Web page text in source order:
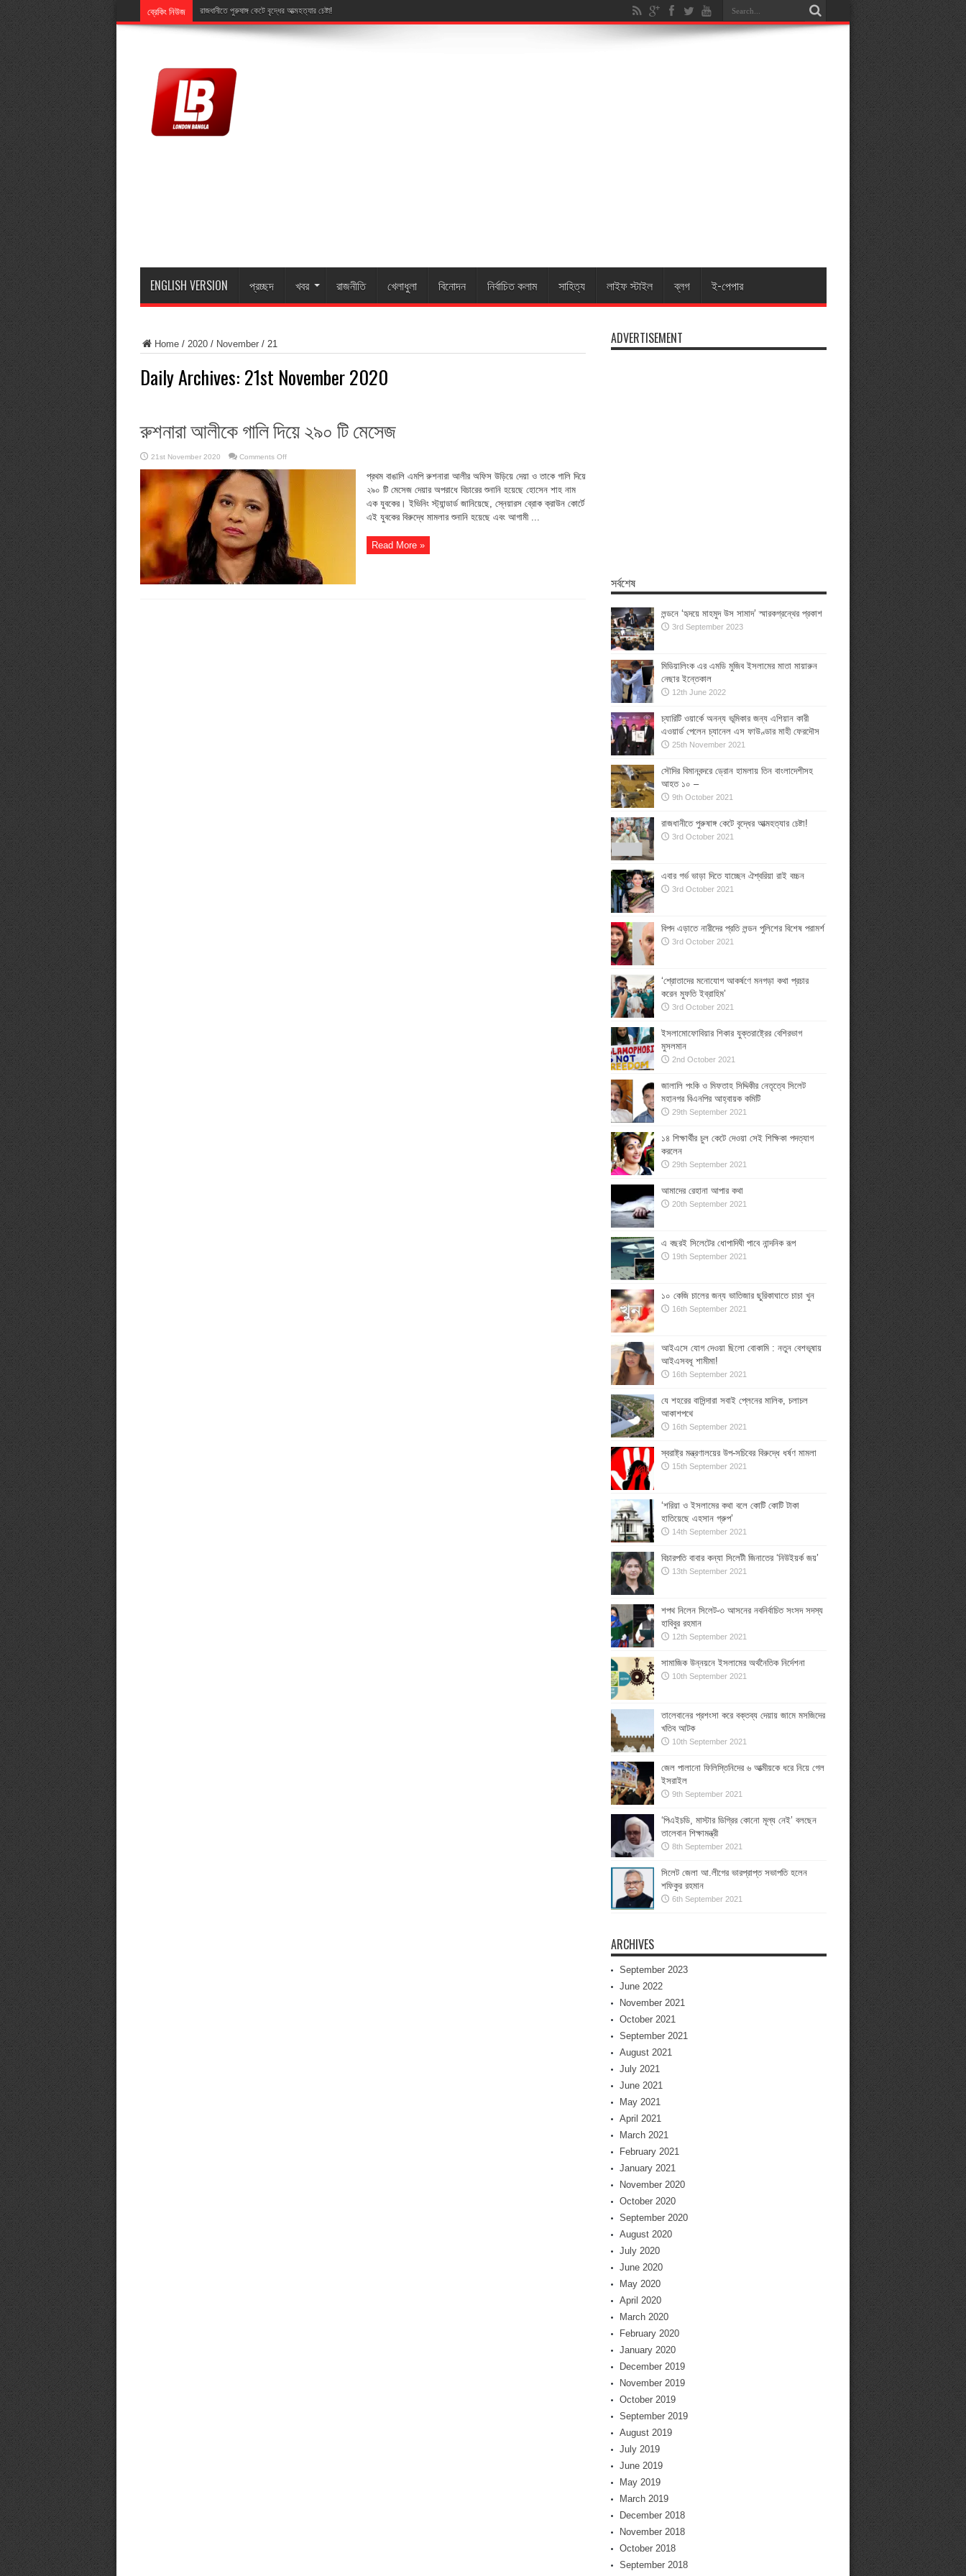
ব্রেকিং নিউজ রাজধানীতে পুরুষাঙ্গ কেটে বৃদ্ধের আত্মহত্যার চেষ্টা!
ENGLISH VERSION প্রচ্ছদ খবর রাজনীতি খেলাধুলা বিনোদন নির্বাচিত কলাম সাহিত্য লাইফ স্টাইল ব্লগ ই-পেপার
Home/ 2020/ November/ 21
Daily Archives: 21st November 2020
রুশনারা আলীকে গালি দিয়ে ২৯০ টি মেসেজ
21st November 2020 Comments Offon
প্রথম বাঙালি এমপি রুশনারা আলীর অফিস উড়িয়ে দেয়া ও তাকে গালি দিয়ে
২৯০ টি মেসেজ দেয়ার অপরাধে বিচারের শুনানি হয়েছে হোসেন শাহ নাম
এক যুবকের। ইভিনিং স্ট্যান্ডার্ড জানিয়েছে, স্নেয়ারস ব্রোক ক্রাউন কোর্টে
এই যুবকের বিরুদ্ধে মামলার শুনানি হয়েছে এবং আগামী ...
Read More »
ADVERTISEMENT
সর্বশেষ
লন্ডনে ‘হৃদয়ে মাহমুদ উস সামাদ’ স্মারকগ্রন্থের প্রকাশ
3rd September 2023
মিডিয়ালিংক এর এমডি মুজিব ইসলামের মাতা মায়ারুন
নেছার ইন্তেকাল
12th June 2022
চ্যারিটি ওয়ার্কে অনন্য ভূমিকার জন্য এশিয়ান কারী
এওয়ার্ড পেলেন চ্যানেল এস ফাউণ্ডার মাহী ফেরদৌস
25th November 2021
সৌদির বিমানবন্দরে ড্রোন হামলায় তিন বাংলাদেশীসহ
আহত ১০ –
9th October 2021
রাজধানীতে পুরুষাঙ্গ কেটে বৃদ্ধের আত্মহত্যার চেষ্টা!
3rd October 2021
এবার গর্ভ ভাড়া দিতে যাচ্ছেন ঐশ্বরিয়া রাই বচ্চন
3rd October 2021
বিপদ এড়াতে নারীদের প্রতি লন্ডন পুলিশের বিশেষ পরামর্শ
3rd October 2021
‘শ্রোতাদের মনোযোগ আকর্ষণে মনগড়া কথা প্রচার
করেন মুফতি ইব্রাহিম’
3rd October 2021
ইসলামোফোবিয়ার শিকার যুক্তরাষ্ট্রের বেশিরভাগ
মুসলমান
2nd October 2021
জালালি পংকি ও মিফতাহ সিদ্দিকীর নেতৃত্বে সিলেট
মহানগর বিএনপির আহ্বায়ক কমিটি
29th September 2021
১৪ শিক্ষার্থীর চুল কেটে দেওয়া সেই শিক্ষিকা পদত্যাগ
করলেন
29th September 2021
আমাদের রেহানা আপার কথা
20th September 2021
এ বছরই সিলেটের ধোপাদিঘী পাবে নান্দনিক রূপ
19th September 2021
১০ কেজি চালের জন্য ভাতিজার ছুরিকাঘাতে চাচা খুন
16th September 2021
আইএসে যোগ দেওয়া ছিলো বোকামি : নতুন বেশভূষায়
আইএসবধূ শামীমা!
16th September 2021
যে শহরের বাসিন্দারা সবাই প্লেনের মালিক, চলাচল
আকাশপথে
16th September 2021
স্বরাষ্ট্র মন্ত্রণালয়ের উপ-সচিবের বিরুদ্ধে ধর্ষণ মামলা
15th September 2021
‘শরিয়া ও ইসলামের কথা বলে কোটি কোটি টাকা
হাতিয়েছে এহসান গ্রুপ’
14th September 2021
বিচারপতি বাবার কন্যা সিলেটী জিনাতের ‘নিউইয়র্ক জয়’
13th September 2021
শপথ নিলেন সিলেট-৩ আসনের নবনির্বাচিত সংসদ সদস্য
হাবিবুর রহমান
12th September 2021
সামাজিক উন্নয়নে ইসলামের অর্থনৈতিক নির্দেশনা
10th September 2021
তালেবানের প্রশংসা করে বক্তব্য দেয়ায় জামে মসজিদের
খতিব আটক
10th September 2021
জেল পালানো ফিলিস্তিনিদের ৬ আত্মীয়কে ধরে নিয়ে গেল
ইসরাইল
9th September 2021
‘পিএইচডি, মাস্টার ডিগ্রির কোনো মূল্য নেই’ বলছেন
তালেবান শিক্ষামন্ত্রী
8th September 2021
সিলেট জেলা আ.লীগের ভারপ্রাপ্ত সভাপতি হলেন
শফিকুর রহমান
6th September 2021
ARCHIVES
September 2023
June 2022
November 2021
October 2021
September 2021
August 2021
July 2021
June 2021
May 2021
April 2021
March 2021
February 2021
January 2021
November 2020
October 2020
September 2020
August 2020
July 2020
June 2020
May 2020
April 2020
March 2020
February 2020
January 2020
December 2019
November 2019
October 2019
September 2019
August 2019
July 2019
June 2019
May 2019
March 2019
December 2018
November 2018
October 2018
September 2018